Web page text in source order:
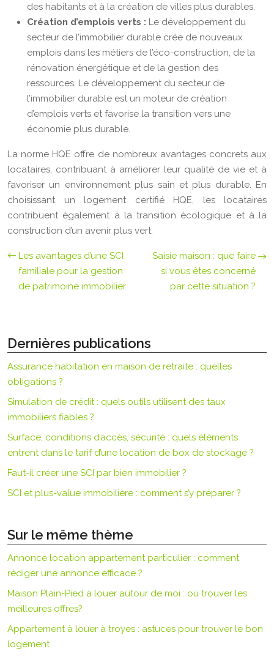
des habitants et à la création de villes plus durables.
Création d’emplois verts : Le développement du
secteur de l’immobilier durable crée de nouveaux
emplois dans les métiers de l’éco-construction, de la
rénovation énergétique et de la gestion des
ressources. Le développement du secteur de
l’immobilier durable est un moteur de création
d’emplois verts et favorise la transition vers une
économie plus durable.
La norme HQE offre de nombreux avantages concrets aux
locataires, contribuant à améliorer leur qualité de vie et à
favoriser un environnement plus sain et plus durable. En
choisissant un logement certifié HQE, les locataires
contribuent également à la transition écologique et à la
construction d’un avenir plus vert.
Les avantages d’une SCI
familiale pour la gestion
de patrimoine immobilier
Saisie maison : que faire
si vous êtes concerné
par cette situation ?
Dernières publications
Assurance habitation en maison de retraite : quelles
obligations ?
Simulation de crédit : quels outils utilisent des taux
immobiliers fiables ?
Surface, conditions d’accès, sécurité : quels éléments
entrent dans le tarif d’une location de box de stockage ?
Faut-il créer une SCI par bien immobilier ?
SCI et plus-value immobilière : comment s’y préparer ?
Sur le même thème
Annonce location appartement particulier : comment
rédiger une annonce efficace ?
Maison Plain-Pied à louer autour de moi : où trouver les
meilleures offres?
Appartement à louer à troyes : astuces pour trouver le bon
logement